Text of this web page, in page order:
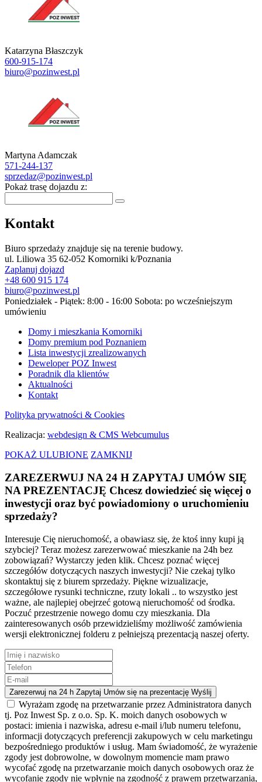
Katarzyna Błaszczyk
600-915-174
biuro@pozinwest.pl
Martyna Adamczak
571-244-137
sprzedaz@pozinwest.pl
Pokaż trasę dojazdu z:
Kontakt
Biuro sprzedaży znajduje się na terenie budowy.
ul. Liliowa 35 62-052 Komorniki k/Poznania
Zaplanuj dojazd
+48 600 915 174
biuro@pozinwest.pl
Poniedziałek - Piątek: 8:00 - 16:00 Sobota: po wcześniejszym
umówieniu
Domy i mieszkania Komorniki
Domy premium pod Poznaniem
Lista inwestycji zrealizowanych
Deweloper POZ Inwest
Poradnik dla klientów
Aktualności
Kontakt
Polityka prywatności & Cookies
Realizacja: webdesign & CMS Webcumulus
POKAŻ ULUBIONE ZAMKNIJ
ZAREZERWUJ NA 24 H ZAPYTAJ UMÓW SIĘ
NA PREZENTACJĘ Chcesz dowiedzieć się więcej o
inwestycji oraz być powiadomiony o uruchomieniu
sprzedaży?
Interesuje Cię nieruchomość, a obawiasz się, że ktoś inny kupi ją
szybciej? Teraz możesz zarezerwować mieszkanie na 24h bez
zobowiązań? Wystarczy jeden klik. Chcesz poznać więcej
szczegółów dotyczących naszych inwestycji? Nie czekaj tylko
skontaktuj się z biurem sprzedaży. Piękne wizualizacje,
szczegółowe rysunki techniczne, rzuty lokali .. to wszystko jest
ważne, ale najlepiej obejrzeć gotową nieruchomość od środka.
Poczuć przestrzenie nowego domu czy mieszkania. Dla
zainteresowanych osób przewidzieliśmy możliwość zamówienia
wersji elektronicznej folderu z pełniejszą prezentacją naszej oferty.
Zarezerwuj na 24 h Zapytaj Umów się na prezentację Wyślij
Wyrażam zgodę na przetwarzanie przez Administratora danych
tj. Poz Inwest Sp. z o.o. Sp. K. moich danych osobowych w
postaci: imienia i nazwiska, adresu e-mail i/lub numeru telefonu,
informacji dotyczących preferencji zakupowych w celu marketingu
bezpośredniego produktów i usług. Mam świadomość, że wyrażenie
zgody jest dobrowolne, w dowolnym momencie mam prawo
wycofać zgodę na przetwarzanie moich danych osobowych oraz że
wycofanie zgody nie wpłynie na zgodność z prawem przetwarzania,